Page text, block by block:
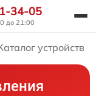
34-05
до 21:00
устройств